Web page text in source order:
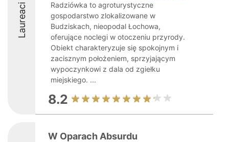
Laureaci
Radziówka to agroturystyczne
gospodarstwo zlokalizowane w
Budziskach, nieopodal Łochowa,
oferujące noclegi w otoczeniu przyrody.
Obiekt charakteryzuje się spokojnym i
zacisznym położeniem, sprzyjającym
wypoczynkowi z dala od zgiełku
miejskiego. ...
8.2
W Oparach Absurdu